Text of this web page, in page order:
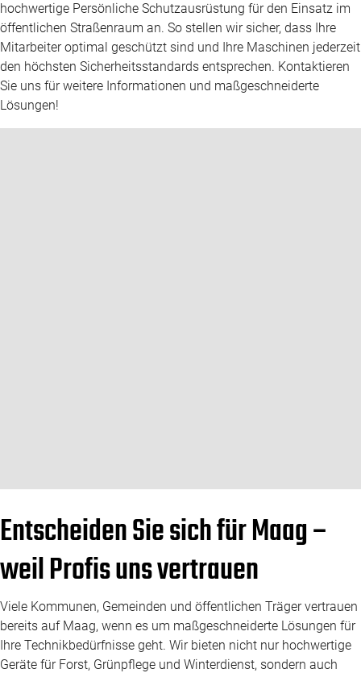
hochwertige Persönliche Schutzausrüstung für den Einsatz im
öffentlichen Straßenraum an. So stellen wir sicher, dass Ihre
Mitarbeiter optimal geschützt sind und Ihre Maschinen jederzeit
den höchsten Sicherheitsstandards entsprechen. Kontaktieren
Sie uns für weitere Informationen und maßgeschneiderte
Lösungen!
Entscheiden Sie sich für Maag –
weil Profis uns vertrauen
Viele Kommunen, Gemeinden und öffentlichen Träger vertrauen
bereits auf Maag, wenn es um maßgeschneiderte Lösungen für
Ihre Technikbedürfnisse geht. Wir bieten nicht nur hochwertige
Geräte für Forst, Grünpflege und Winterdienst, sondern auch